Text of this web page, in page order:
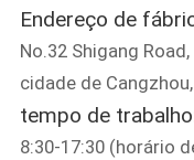
VISITA
FÁBRICA
Endereço de
No.32 Shigang
cidade de
tempo de
8:30-17:30 (horário